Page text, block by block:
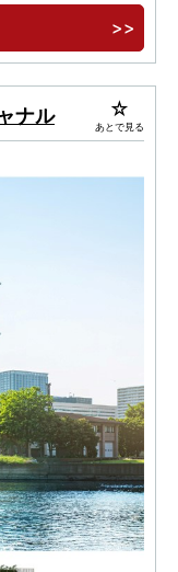
分圏内
ジ、ゲストル
ナル あとで見る